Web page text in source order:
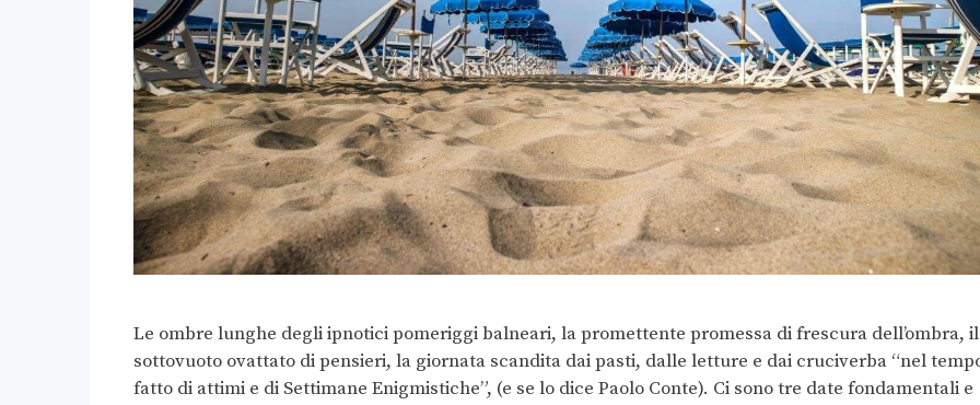
Le ombre lunghe degli ipnotici pomeriggi balneari, la promettente promessa di frescura dell’ombra, il
sottovuoto ovattato di pensieri, la giornata scandita dai pasti, dalle letture e dai cruciverba “nel
fatto di attimi e di Settimane Enigmistiche”, (e se lo dice Paolo Conte). Ci sono tre date fondamentali e